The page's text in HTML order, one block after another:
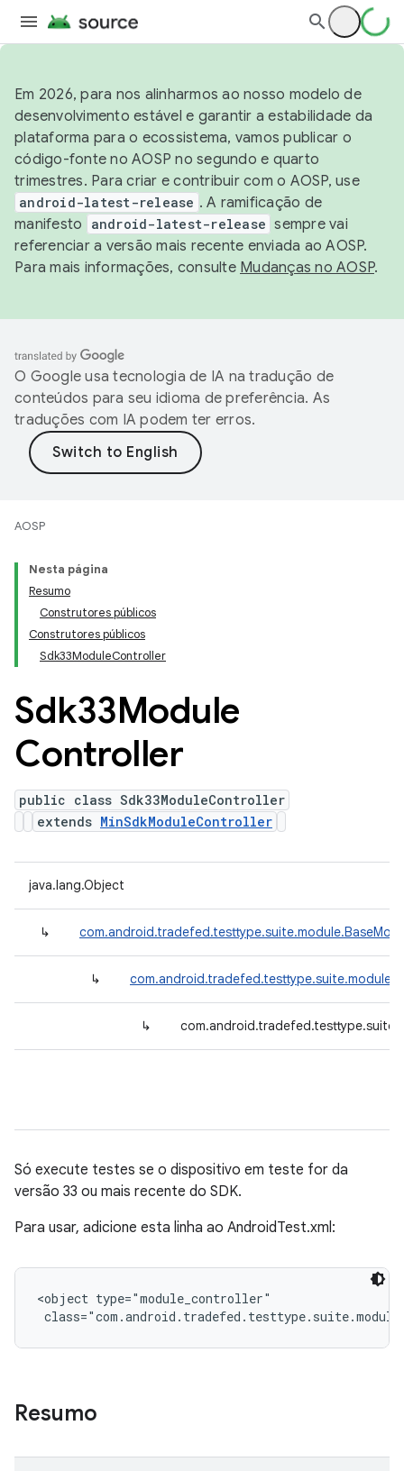
Em 2026, para nos alinharmos ao nosso modelo de
desenvolvimento estável e garantir a estabilidade da
plataforma para o ecossistema, vamos publicar o
código-fonte no AOSP no segundo e quarto
trimestres. Para criar e contribuir com o AOSP, use
android-latest-release . A ramificação de
manifesto
android-latest-release sempre vai
referenciar a versão mais recente enviada ao AOSP.
Para mais informações, consulte Mudanças no AOSP.
O Google usa tecnologia de IA na tradução de
conteúdos para seu idioma de preferência. As
traduções com IA podem ter erros.
AOSP
Nesta página
Resumo
Construtores públicos
Construtores públicos
Sdk33ModuleController
Sdk33Module
Controller
public class Sdk33ModuleController
extends MinSdkModuleController
java.lang.Object
↳
↳
↳
Só execute testes se o dispositivo em teste for da
versão 33 ou mais recente do SDK.
Para usar, adicione esta linha ao AndroidTest.xml:
<object type="module_controller"
Resumo